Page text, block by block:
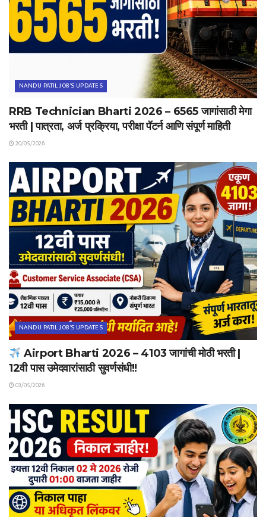
NANDU PATIL JOB'S UPDATES
RRB Technician Bharti 2026 – 6565 जागांसाठी मेगा
भरती | पात्रता, अर्ज प्रक्रिया, परीक्षा पॅटर्न आणि संपूर्ण माहिती
20/05/2026
NANDU PATIL JOB'S UPDATES
Airport Bharti 2026 – 4103 जागांची मोठी भरती |
12वी पास उमेदवारांसाठी सुवर्णसंधी!!
03/05/2026